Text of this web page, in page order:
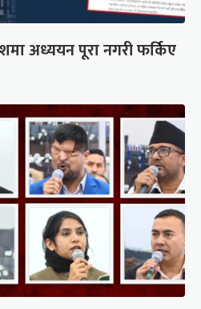
अध्ययन पूरा नगरी फर्किए